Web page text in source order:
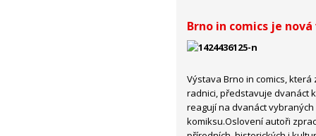
Brno in comics je
Výstava Brno in comics,
radnici, představuje dvanáct
reagují na dvanáct
komiksu.Oslovení autoři